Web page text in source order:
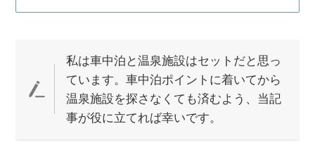
私は車中泊と温泉施設はセットだと思っ
ています。車中泊ポイントに着いてから
温泉施設を探さなくても済むよう、当記
事が役に立てれば幸いです。